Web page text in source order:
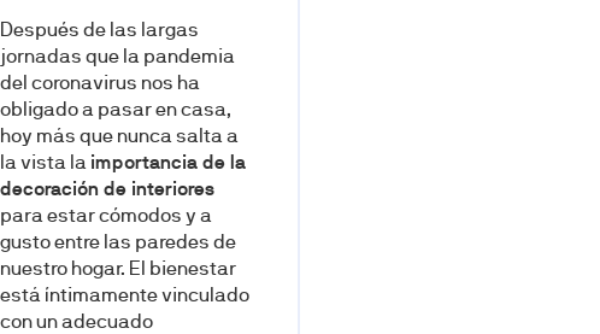
Después de las largas
jornadas que la pandemia
del coronavirus nos ha
obligado a pasar en casa,
hoy más que nunca salta a
la vista la importancia de la
decoración de interiores
para estar cómodos y a
gusto entre las paredes de
nuestro hogar. El bienestar
está íntimamente vinculado
con un adecuado